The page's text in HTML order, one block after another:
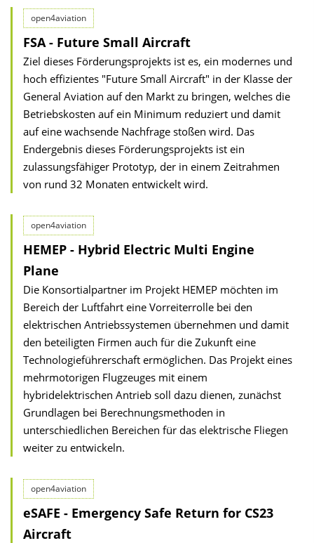
open4aviation
FSA - Future Small Aircraft
Ziel dieses Förderungsprojekts ist es, ein modernes und
hoch effizientes "Future Small Aircraft" in der Klasse der
General Aviation auf den Markt zu bringen, welches die
Betriebskosten auf ein Minimum reduziert und damit
auf eine wachsende Nachfrage stoßen wird. Das
Endergebnis dieses Förderungsprojekts ist ein
zulassungsfähiger Prototyp, der in einem Zeitrahmen
von rund 32 Monaten entwickelt wird.
open4aviation
HEMEP - Hybrid Electric Multi Engine
Plane
Die Konsortialpartner im Projekt HEMEP möchten im
Bereich der Luftfahrt eine Vorreiterrolle bei den
elektrischen Antriebssystemen übernehmen und damit
den beteiligten Firmen auch für die Zukunft eine
Technologieführerschaft ermöglichen. Das Projekt eines
mehrmotorigen Flugzeuges mit einem
hybridelektrischen Antrieb soll dazu dienen, zunächst
Grundlagen bei Berechnungsmethoden in
unterschiedlichen Bereichen für das elektrische Fliegen
weiter zu entwickeln.
open4aviation
eSAFE - Emergency Safe Return for CS23
Aircraft